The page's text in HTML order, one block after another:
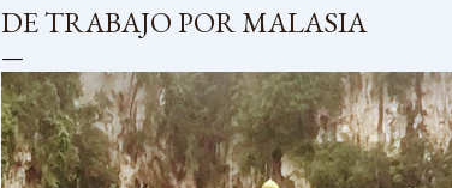
DE TRABAJO POR MALASIA